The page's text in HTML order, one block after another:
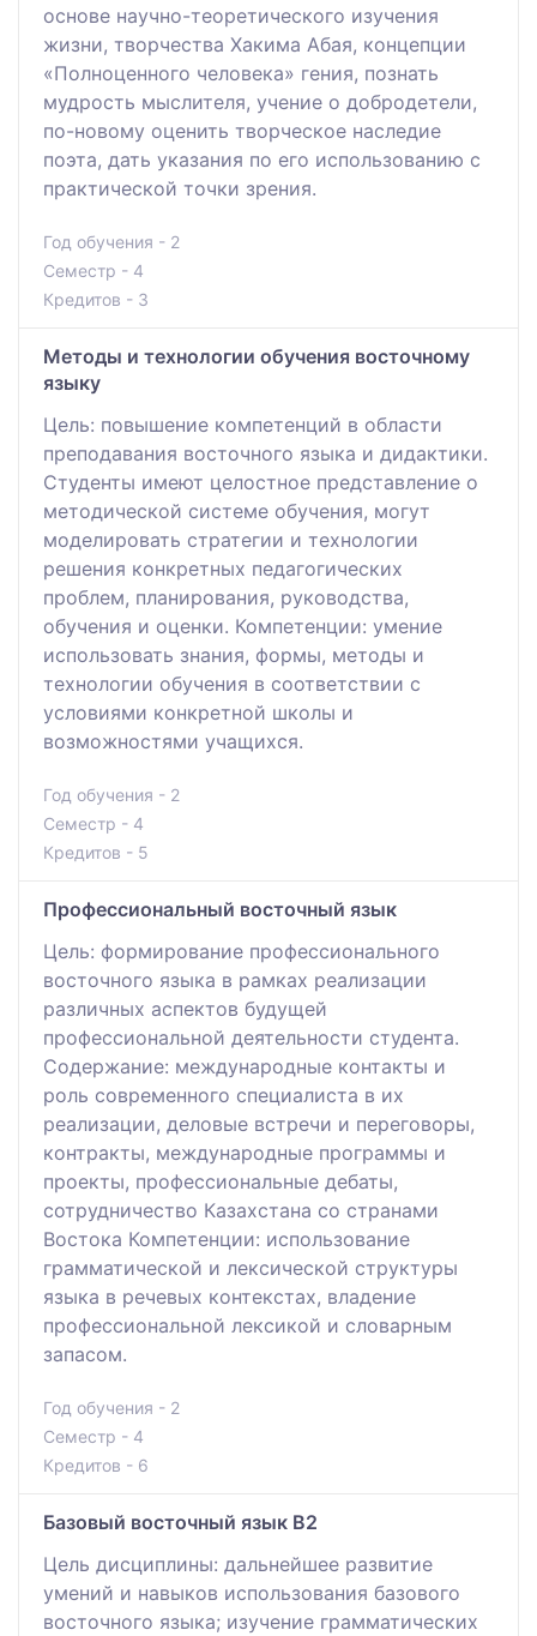
основе научно-теоретического изучения
жизни, творчества Хакима Абая, концепции
«Полноценного человека» гения, познать
мудрость мыслителя, учение о добродетели,
по-новому оценить творческое наследие
поэта, дать указания по его использованию с
практической точки зрения.
Год обучения - 2
Семестр - 4
Кредитов - 3
Методы и технологии обучения восточному
языку
Цель: повышение компетенций в области
преподавания восточного языка и дидактики.
Студенты имеют целостное представление о
методической системе обучения, могут
моделировать стратегии и технологии
решения конкретных педагогических
проблем, планирования, руководства,
обучения и оценки. Компетенции: умение
использовать знания, формы, методы и
технологии обучения в соответствии с
условиями конкретной школы и
возможностями учащихся.
Год обучения - 2
Семестр - 4
Кредитов - 5
Профессиональный восточный язык
Цель: формирование профессионального
восточного языка в рамках реализации
различных аспектов будущей
профессиональной деятельности студента.
Содержание: международные контакты и
роль современного специалиста в их
реализации, деловые встречи и переговоры,
контракты, международные программы и
проекты, профессиональные дебаты,
сотрудничество Казахстана со странами
Востока Компетенции: использование
грамматической и лексической структуры
языка в речевых контекстах, владение
профессиональной лексикой и словарным
запасом.
Год обучения - 2
Семестр - 4
Кредитов - 6
Базовый восточный язык В2
Цель дисциплины: дальнейшее развитие
умений и навыков использования базового
восточного языка; изучение грамматических